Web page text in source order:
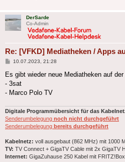
DerSarde
Co-Admin
Re: [VFKD] Mediatheken / Apps
Beitrag
10.07.2023, 21:28
Es gibt wieder neue Mediatheken auf
- 3sat
- Marco Polo TV
Digitale Programmübersicht für das
Senderumbelegung noch nicht durchgeführt
Senderumbelegung bereits durchgeführt
Kabelnetz: voll ausgebaut (862 MHz) mit 1000
TV: TV Connect + GigaTV Cable mit 2x GigaTV
Internet: GigaZuhause 250 Kabel mit